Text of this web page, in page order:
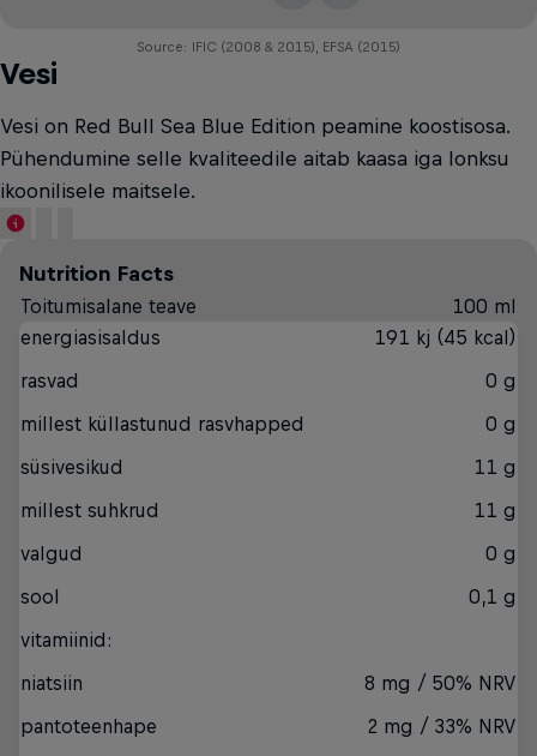
Source: IFIC (2008 & 2015), EFSA (2015)
Vesi
Vesi on Red Bull Sea Blue Edition peamine koostisosa.
Pühendumine selle kvaliteedile aitab kaasa iga lonksu
ikoonilisele maitsele.
Nutrition Facts
Toitumisalane teave
100 ml
energiasisaldus
191 kj (45 kcal)
rasvad
0 g
millest küllastunud rasvhapped
0 g
süsivesikud
11 g
millest suhkrud
11 g
valgud
0 g
sool
0,1 g
vitamiinid:
niatsiin
8 mg / 50% NRV
pantoteenhape
2 mg / 33% NRV